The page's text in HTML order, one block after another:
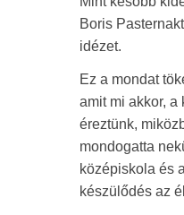
Boris
idézet.
Ez a mondat
amit mi akkor, a
éreztünk,
mondogatta
középiskola és
készülődés az